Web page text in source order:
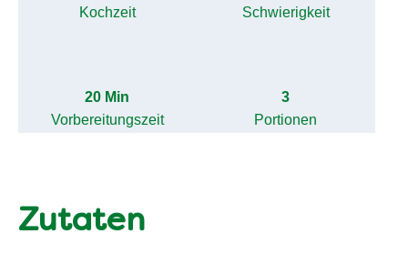
Kochzeit
Schwierigkeit
20 Min
Vorbereitungszeit
3
Portionen
Zutaten